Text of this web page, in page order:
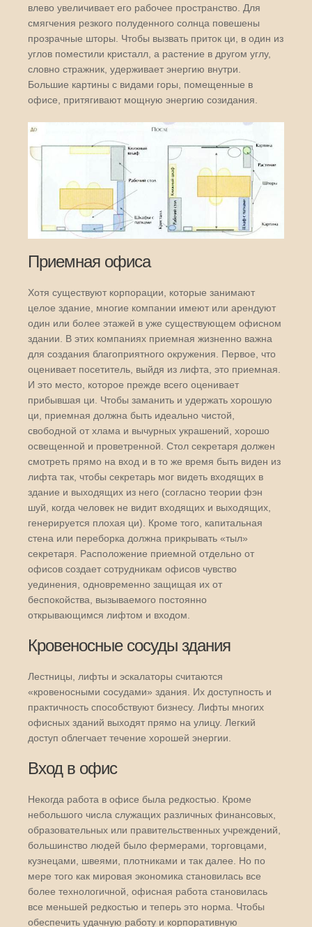
влево увеличивает его рабочее пространство. Для
смягчения резкого полуденного солнца повешены
прозрачные шторы. Чтобы вызвать приток ци, в один из
углов поместили кристалл, а растение в другом углу,
словно стражник, удерживает энергию внутри.
Большие картины с видами горы, помещенные в
офисе, притягивают мощную энергию созидания.
Приемная офиса
Хотя существуют корпорации, которые занимают
целое здание, многие компании имеют или арендуют
один или более этажей в уже существующем офисном
здании. В этих компаниях приемная жизненно важна
для создания благоприятного окружения. Первое, что
оценивает посетитель, выйдя из лифта, это приемная.
И это место, которое прежде всего оценивает
прибывшая ци. Чтобы заманить и удержать хорошую
ци, приемная должна быть идеально чистой,
свободной от хлама и вычурных украшений, хорошо
освещенной и проветренной. Стол секретаря должен
смотреть прямо на вход и в то же время быть виден из
лифта так, чтобы секретарь мог видеть входящих в
здание и выходящих из него (согласно теории фэн
шуй, когда человек не видит входящих и выходящих,
генерируется плохая ци). Кроме того, капитальная
стена или переборка должна прикрывать «тыл»
секретаря. Расположение приемной отдельно от
офисов создает сотрудникам офисов чувство
уединения, одновременно защищая их от
беспокойства, вызываемого постоянно
открывающимся лифтом и входом.
Кровеносные сосуды здания
Лестницы, лифты и эскалаторы считаются
«кровеносными сосудами» здания. Их доступность и
практичность способствуют бизнесу. Лифты многих
офисных зданий выходят прямо на улицу. Легкий
доступ облегчает течение хорошей энергии.
Вход в офис
Некогда работа в офисе была редкостью. Кроме
небольшого числа служащих различных финансовых,
образовательных или правительственных учреждений,
большинство людей было фермерами, торговцами,
кузнецами, швеями, плотниками и так далее. Но по
мере того как мировая экономика становилась все
более технологичной, офисная работа становилась
все меньшей редкостью и теперь это норма. Чтобы
обеспечить удачную работу и корпоративную